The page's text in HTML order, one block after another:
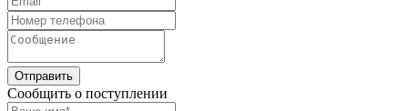
Отправить
Сообщить о поступлении